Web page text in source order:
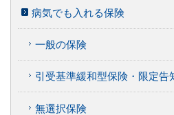
病気でも入れる保険
一般の保険
引受基準緩和型保険・限定告
無選択保険